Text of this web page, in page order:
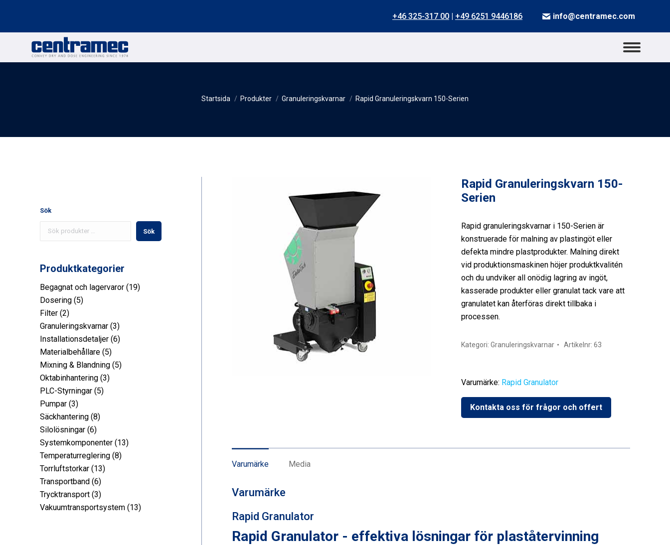
+46 325-317 00 | +49 6251 9446186 info@centramec.com
Du är här:
Startsida Produkter Granuleringskvarnar Rapid Granuleringskvarn 150-Serien
Rapid Granuleringskvarn 150-
Serien
Rapid granuleringskvarnar i 150-Serien är
konstruerade för malning av plastingöt eller
defekta mindre plastprodukter. Malning direkt
vid produktionsmaskinen höjer produktkvalitén
och du undviker all onödig lagring av ingöt,
kasserade produkter eller granulat tack vare att
granulatet kan återföras direkt tillbaka i
processen.
Kategori: Granuleringskvarnar Artikelnr: 63
Varumärke: Rapid Granulator
Kontakta oss för frågor och offert
Varumärke Media
Varumärke
Rapid Granulator
Rapid Granulator - effektiva lösningar för plaståtervinning
Sök
Sök
Produktkategorier
Begagnat och lagervaror 1919
Dosering 55
Filter 22
produkt
Granuleringskvarnar 33
produkt
Installationsdetaljer 66
Materialbehållare 55
produkt
Mixning & Blandning 55
Oktabinhantering 33
PLC-Styrningar 55
Pumpar 33
produkt
Säckhantering 88
Silolösningar 66
produkt
Systemkomponenter 1313
Temperaturreglering 88
Torrluftstorkar 1313
Transportband 66
produkt
Trycktransport 33
produkt
Vakuumtransportsystem 1313